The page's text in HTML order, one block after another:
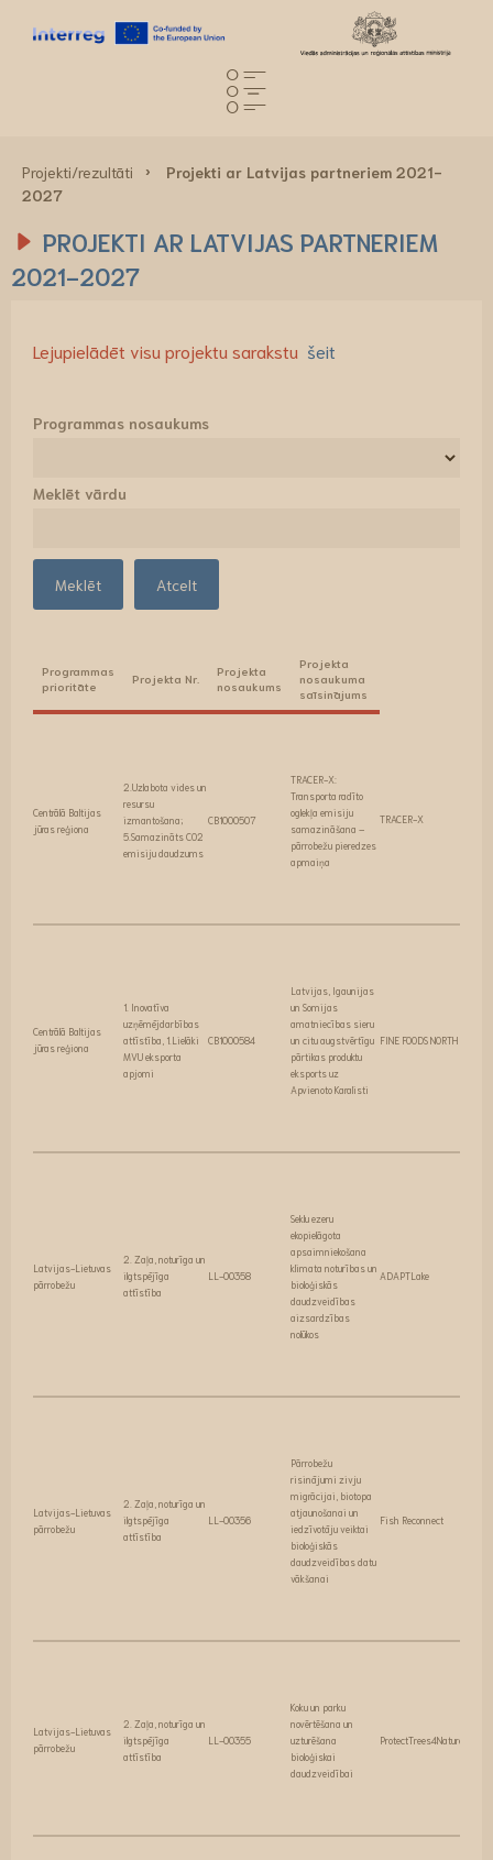
Projekti/rezultāti
Projekti ar Latvijas partneriem 2021-
2027
PROJEKTI AR LATVIJAS PARTNERIEM
2021-2027
Lejupielādēt visu projektu sarakstu šeit
Programmas nosaukums
Meklēt vārdu
Atcelt
Programmas
prioritāte
Projekta Nr.
Projekta
nosaukums
Projekta
nosaukuma
saīsinājums
Centrālā Baltijas
jūras reģiona
2.Uzlabota vides un
resursu
izmantošana;
5.Samazināts CO2
emisiju daudzums
CB1000507
TRACER-X:
Transporta radīto
oglekļa emisiju
samazināšana –
pārrobežu pieredzes
apmaiņa
TRACER-X
Centrālā Baltijas
jūras reģiona
1. Inovatīva
uzņēmējdarbības
attīstība, 1.Lielāki
MVU eksporta
apjomi
CB1000584
Latvijas, Igaunijas
un Somijas
amatniecības sieru
un citu augstvērtīgu
pārtikas produktu
eksports uz
Apvienoto Karalisti
FINE FOODS NORTH
Latvijas-Lietuvas
pārrobežu
2. Zaļa, noturīga un
ilgtspējīga
attīstība
LL-00358
Seklu ezeru
ekopielāgota
apsaimniekošana
klimata noturības un
bioloģiskās
daudzveidības
aizsardzības
nolūkos
ADAPTLake
Latvijas-Lietuvas
pārrobežu
2. Zaļa, noturīga un
ilgtspējīga
attīstība
LL-00356
Pārrobežu
risinājumi zivju
migrācijai, biotopa
atjaunošanai un
iedzīvotāju veiktai
bioloģiskās
daudzveidības datu
vākšanai
Fish Reconnect
Latvijas-Lietuvas
pārrobežu
2. Zaļa, noturīga un
ilgtspējīga
attīstība
LL-00355
Koku un parku
novērtēšana un
uzturēšana
bioloģiskai
daudzveidībai
ProtectTrees4Nature